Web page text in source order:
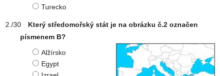
Turecko
Který středomořský stát je na obrázku č.2 označen
písmenem B?
Alžírsko
Egypt